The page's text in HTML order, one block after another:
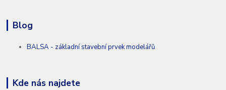
Blog
BALSA - základní stavební prvek modelářů
Kde nás najdete